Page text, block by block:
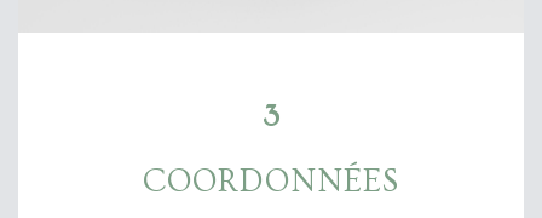
3
COORDONNÉES